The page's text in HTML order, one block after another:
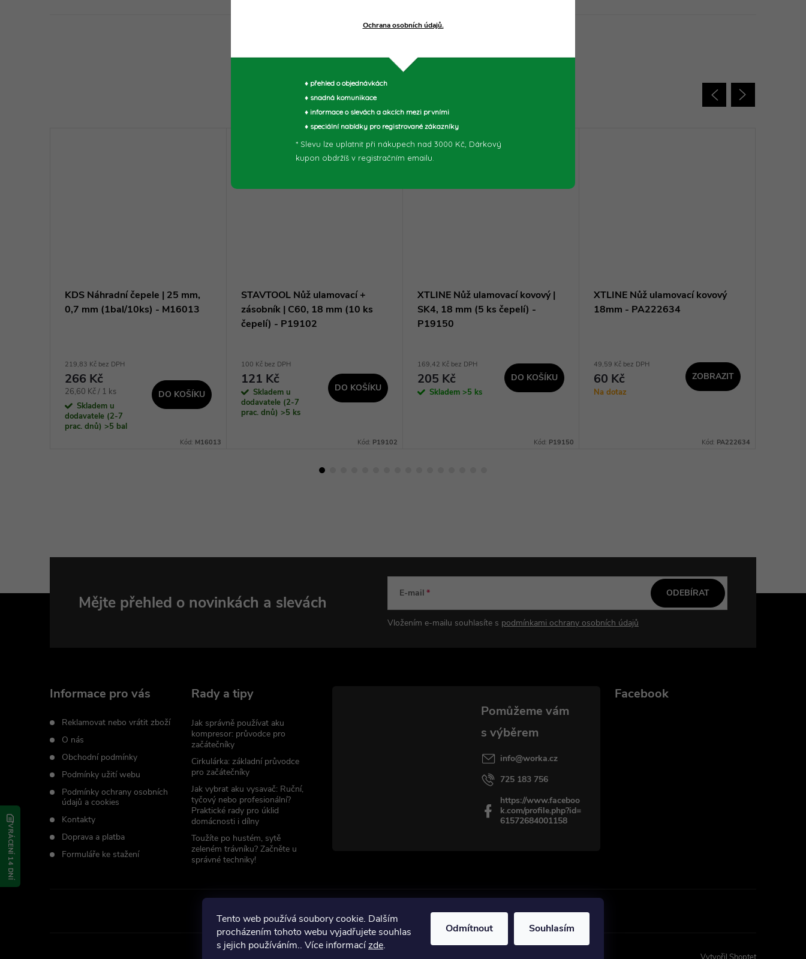
Tento web používá soubory cookie. Dalším
procházením tohoto webu vyjadřujete souhlas
s jejich používáním.. Více informacízde.
Odmítnout Souhlasím
Technické parametry může výrobce změnit bez předchozího upozornění. Obrázky mají ilustrační charakter.
KDS Náhradní čepele | 25 mm,
0,7 mm (1bal/10ks) - M16013
219,83 Kč bez DPH
266 Kč
Měrná
cena:
26,60 Kč / 1 ks
Skladem u
dodavatele (2-7
prac. dnů) >5 bal
DO KOŠÍKU
Kód: M16013
STAVTOOL Nůž ulamovací +
zásobník | C60, 18 mm (10 ks
čepelí) - P19102
100 Kč bez DPH
121 Kč
Skladem u
dodavatele (2-7
prac. dnů) >5 ks
DO KOŠÍKU
Kód: P19102
XTLINE Nůž ulamovací kovový |
SK4, 18 mm (5 ks čepelí) -
P19150
169,42 Kč bez DPH
205 Kč
Skladem >5 ks
DO KOŠÍKU
Kód: P19150
XTLINE Nůž ulamovací kovový
18mm - PA222634
49,59 Kč bez DPH
60 Kč
Na dotaz
ZOBRAZIT
Kód: PA222634
Mějte přehled o novinkách a slevách E-mail
Vložením e-mailu souhlasíte s podmínkami ochrany osobních údajů
ODEBÍRAT
Informace pro vás
Reklamovat nebo vrátit zboží
O nás
Obchodní podmínky
Podmínky užití webu
Podmínky ochrany osobních
údajů a cookies
Kontakty
Doprava a platba
Formuláře ke stažení
Rady a tipy
Jak správně používat aku
kompresor: průvodce pro
začátečníky
Cirkulárka: základní průvodce
pro začátečníky
Jak vybrat aku vysavač: Ruční,
tyčový nebo profesionální?
Praktické rady pro úklid
domácnosti i dílny
Toužíte po hustém, sytě
zeleném trávníku? Začněte u
správné techniky!
info@worka.cz
725 183 756
https://www.faceboo
k.com/profile.php?id=
61572684001158
Facebook
VRÁCENÍ 14 DNÍ
Ochrana osobních údajů.
♦ přehled o objednávkách
♦ snadná komunikace
♦ informace o slevách a akcích mezi prvními
♦ speciální nabídky pro registrované zákazníky
* Slevu lze uplatnit při nákupech nad 3000 Kč, Dárkový
kupon obdržíš v registračním emailu.